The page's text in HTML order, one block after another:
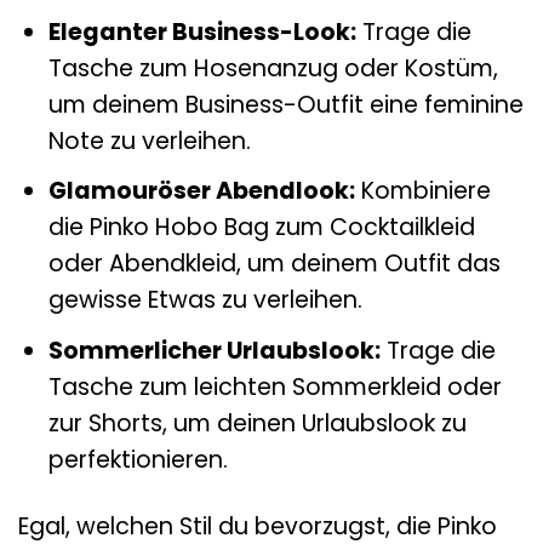
Eleganter Business-Look:Trage die
Tasche zum Hosenanzug oder Kostüm,
um deinem Business-Outfit eine feminine
Note zu verleihen.
Glamouröser Abendlook:Kombiniere
die Pinko Hobo Bag zum Cocktailkleid
oder Abendkleid, um deinem Outfit das
gewisse Etwas zu verleihen.
Sommerlicher Urlaubslook:Trage die
Tasche zum leichten Sommerkleid oder
zur Shorts, um deinen Urlaubslook zu
perfektionieren.
Egal, welchen Stil du bevorzugst, die Pinko